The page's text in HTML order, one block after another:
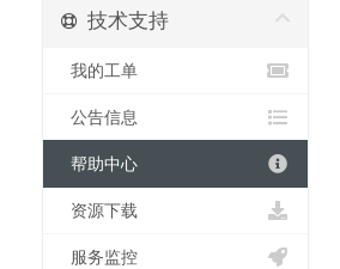
技术支持
我的工单
公告信息
帮助中心
资源下载
服务监控